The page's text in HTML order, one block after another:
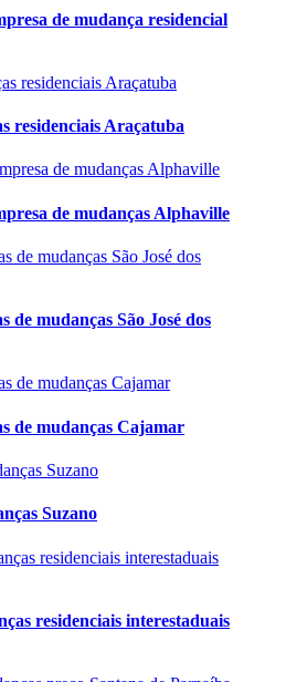
de mudança residencial
residenciais Araçatuba
de mudanças Alphaville
de mudanças São José dos
de mudanças Cajamar
Suzano
residenciais interestaduais